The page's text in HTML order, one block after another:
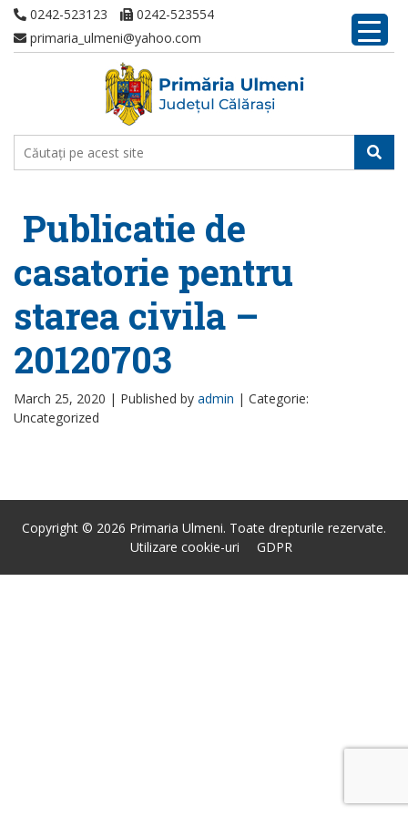
0242-523123
0242-523554
primaria_ulmeni@yahoo.com
Publicatie de
casatorie pentru
starea civila –
20120703
March 25, 2020 | Published by admin | Categorie:
Uncategorized
Copyright © 2026 Primaria Ulmeni. Toate drepturile rezervate.
Utilizare cookie-uri
GDPR